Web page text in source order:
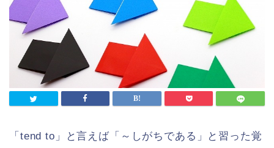
「tend to」と言えば「～しがちである」と習った覚